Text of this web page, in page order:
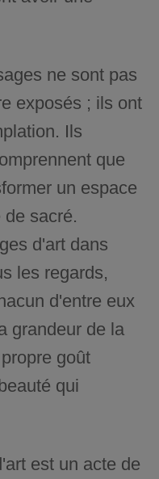
ne sont pas
exposés ; ils ont
Ils
que
un espace
sacré.
d'art dans
les regards,
d'entre eux
grandeur de la
goût
qui
est un acte de